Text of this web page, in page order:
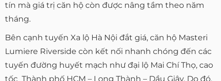
tín mà giá trị căn hộ còn được nâng tầm theo năm
tháng.
Bên cạnh tuyến Xa lộ Hà Nội đắt giá, căn hộ Masteri
Lumiere Riverside còn kết nối nhanh chóng đến các
tuyến đường huyết mạch như đại lộ Mai Chí Thọ, cao
tốc Thành phố HCM – Long Thành – Dầu Giây. Do đó,